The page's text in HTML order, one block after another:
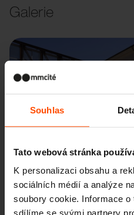
Souhlas
Tato webová stránka
K personalizaci obsahu a
sociálních médií a analýze
soubory cookie. Informace
sdílíme se svými partnery
Galerie
Předchozí